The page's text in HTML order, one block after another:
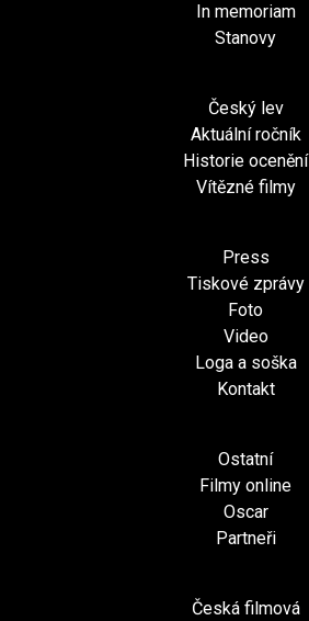
In memoriam
Stanovy
Český lev
Aktuální ročník
Historie ocenění
Vítězné filmy
Press
Tiskové zprávy
Foto
Video
Loga a soška
Kontakt
Ostatní
Filmy online
Oscar
Partneři
Česká filmová